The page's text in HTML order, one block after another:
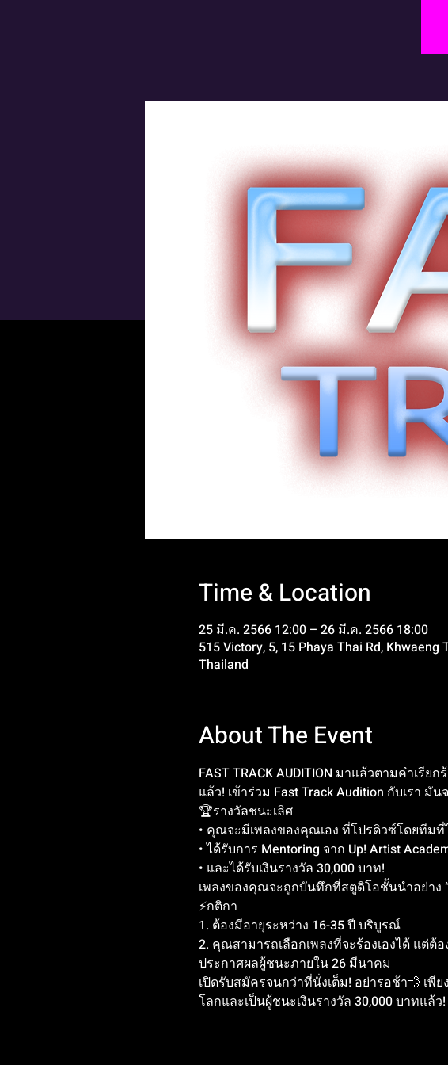
Time & Location
25 มี.ค. 2566 12:00 – 26 มี.ค. 2566 18:00
515 Victory, 5, 15 Phaya Thai Rd,
Thailand
About The Event
FAST TRACK AUDITION มาแล้วตามคำเ
แล้ว! เข้าร่วม Fast Track Audition กับเรา
🏆รางวัลชนะเลิศ
• คุณจะมีเพลงของคุณเอง ที่โปรดิวซ์โดยทีมที่
• ได้รับการ Mentoring จาก Up! Artist
• และได้รับเงินรางวัล 30,000 บาท!
เพลงของคุณจะถูกบันทึกที่สตูดิโอชั้นนำอย่าง
⚡️กติกา
1. ต้องมีอายุระหว่าง 16-35 ปี บริบูรณ์
2. คุณสามารถเลือกเพลงที่จะร้องเองได้ แต่ต้
ประกาศผลผู้ชนะภายใน 26 มีนาคม
เปิดรับสมัครจนกว่าที่นั่งเต็ม! อย่ารอช้า💨 เ
โลกและเป็นผู้ชนะเงินรางวัล 30,000 บาทแล้ว!